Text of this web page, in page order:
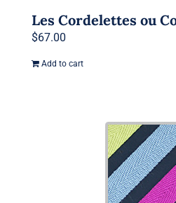
Les Cordelettes ou
$67.00
Add to cart